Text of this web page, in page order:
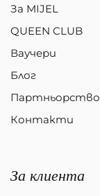
За MIJEL
QUEEN CLUB
Ваучери
Блог
Партньорство
Контакти
За клиента